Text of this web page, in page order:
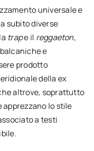
universale e
subito diverse
trape il reggaeton,
e
prodotto
della ex
altrove, soprattutto
lo stile
a testi